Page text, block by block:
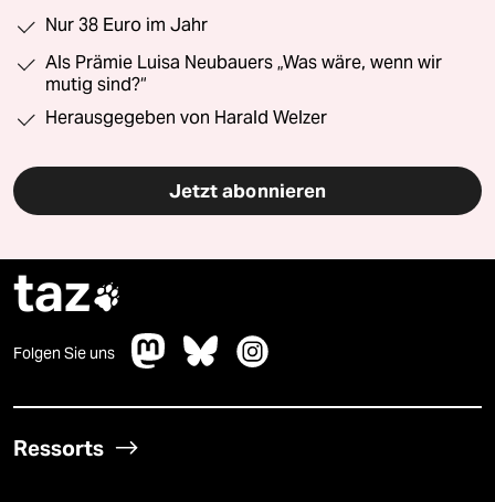
Nur 38 Euro im Jahr
Als Prämie Luisa Neubauers „Was wäre, wenn wir
mutig sind?“
Herausgegeben von Harald Welzer
Jetzt abonnieren
taz
Folgen Sie uns
Ressorts